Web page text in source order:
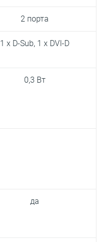
2 порта
1 x D-Sub, 1 x DVI-D
0,3 Вт
да